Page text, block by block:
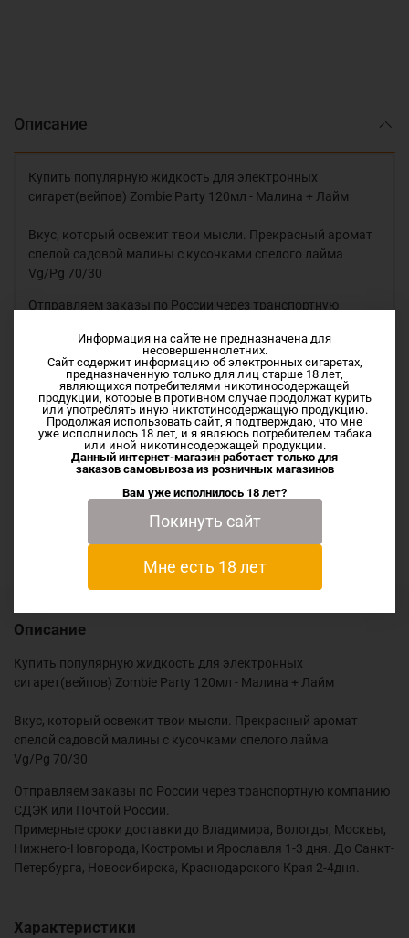
Описание
Купить популярную жидкость для электронных
сигарет(вейпов) Zombie Party 120мл - Малина + Лайм
Вкус, который освежит твои мысли. Прекрасный аромат
спелой садовой малины с кусочками спелого лайма
Vg/Pg 70/30
Отправляем заказы по России через транспортную
Примерные сроки доставки до Владимира, Вологды,
Москвы, Нижнего-Новгорода, Костромы и Ярославля 1-3
дня. До Санкт-Петербурга, Новосибирска,
Краснодарского Края 2-4дня.
Характеристики
Описание
Купить популярную жидкость для электронных
сигарет(вейпов) Zombie Party 120мл - Малина + Лайм
Вкус, который освежит твои мысли. Прекрасный аромат
спелой садовой малины с кусочками спелого лайма
Vg/Pg 70/30
Отправляем заказы по России через транспортную компанию
СДЭК или Почтой России.
Примерные сроки доставки до Владимира, Вологды, Москвы,
Нижнего-Новгорода, Костромы и Ярославля 1-3 дня. До Санкт-
Петербурга, Новосибирска, Краснодарского Края 2-4дня.
Характеристики
Информация на сайте не предназначена для
несовершеннолетних.
Сайт содержит информацию об электронных сигаретах,
предназначенную только для лиц старше 18 лет,
являющихся потребителями никотиносодержащей
продукции, которые в противном случае продолжат курить
или употреблять иную никтотинсодержащую продукцию.
Продолжая использовать сайт, я подтверждаю, что мне
уже исполнилось 18 лет, и я являюсь потребителем табака
или иной никотинсодержащей продукции.
Данный интернет-магазин работает только для
заказов самовывоза из розничных магазинов
Вам уже исполнилось 18 лет?
Покинуть сайт
Мне есть 18 лет